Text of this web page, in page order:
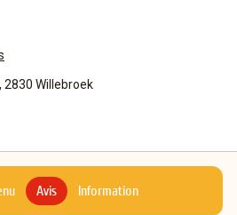
2830 Willebroek
Avis Information